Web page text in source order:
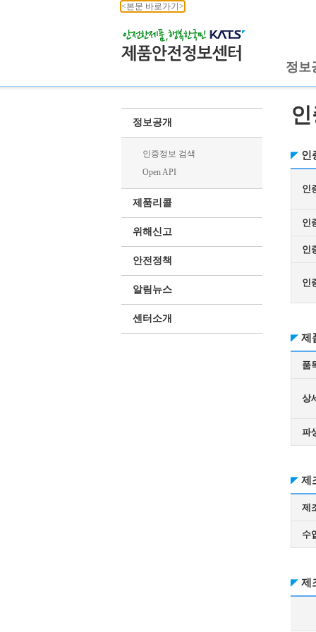
<본문 바로가기>
정보
정보공개
인증정보 검색
Open API
제품리콜
위해신고
안전정책
알림뉴스
센터소개
인
인
인
인
인
제
품
상
파
제
제
수
제